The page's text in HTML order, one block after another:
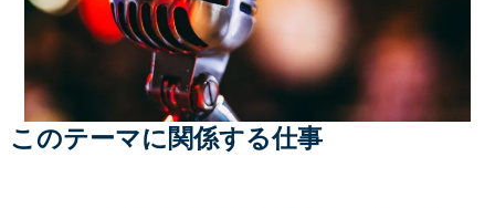
このテーマに関係する仕事